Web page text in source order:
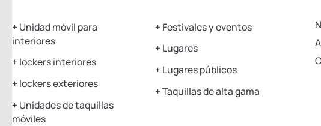
+Unidad móvil para
interiores
+lockers interiores
+lockers exteriores
+Unidades de taquillas
móviles
+Festivales y eventos
+Lugares
+Lugares públicos
+Taquillas de alta gama